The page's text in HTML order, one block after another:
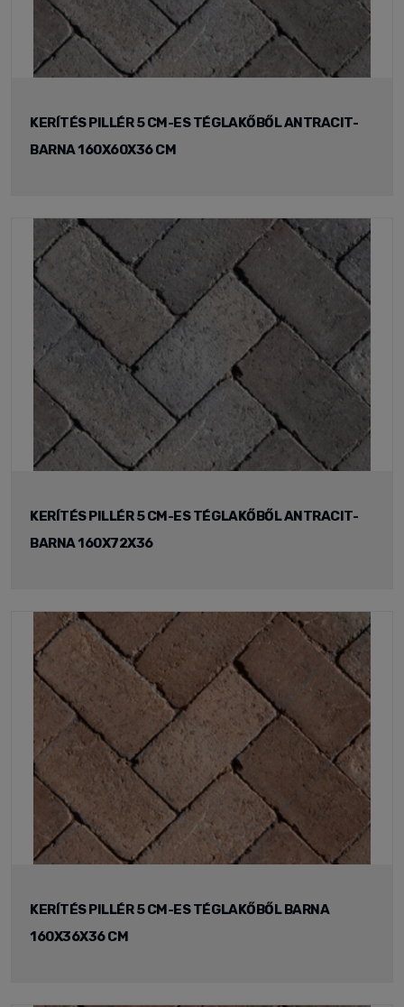
KERÍTÉS PILLÉR 5 CM-ES TÉGLAKŐBŐL ANTRACIT-
BARNA 160X60X36 CM
KERÍTÉS PILLÉR 5 CM-ES TÉGLAKŐBŐL ANTRACIT-
BARNA 160X72X36
KERÍTÉS PILLÉR 5 CM-ES TÉGLAKŐBŐL BARNA
160X36X36 CM